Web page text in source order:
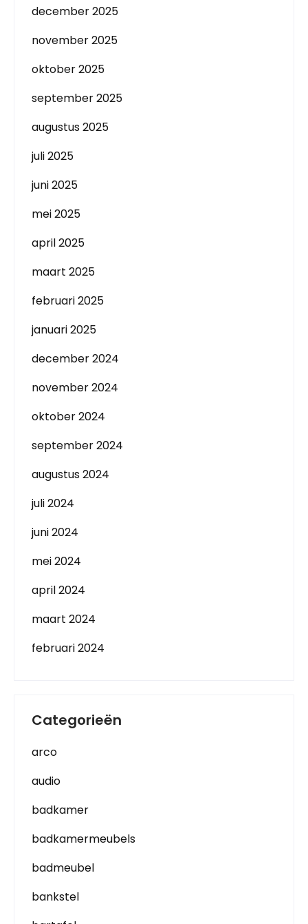
december 2025
november 2025
oktober 2025
september 2025
augustus 2025
juli 2025
juni 2025
mei 2025
april 2025
maart 2025
februari 2025
januari 2025
december 2024
november 2024
oktober 2024
september 2024
augustus 2024
juli 2024
juni 2024
mei 2024
april 2024
maart 2024
februari 2024
Categorieën
arco
audio
badkamer
badkamermeubels
badmeubel
bankstel